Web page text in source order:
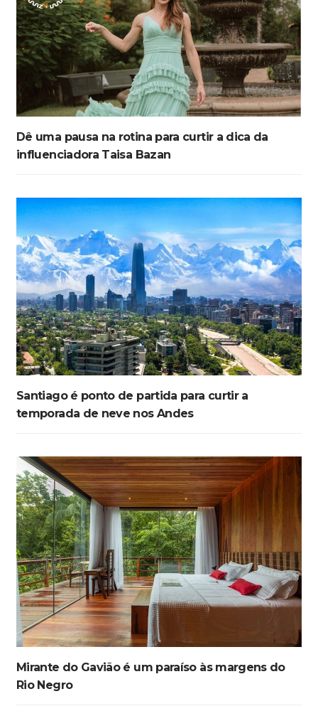
Dê uma pausa na rotina para curtir a dica da
influenciadora Taisa Bazan
Santiago é ponto de partida para curtir a
temporada de neve nos Andes
Mirante do Gavião é um paraíso às margens do
Rio Negro